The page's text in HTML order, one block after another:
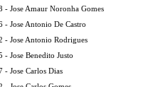
- Jose Amaur Noronha Gomes
- Jose Antonio De Castro
- Jose Antonio Rodrigues
- Jose Benedito Justo
- Jose Carlos Dias